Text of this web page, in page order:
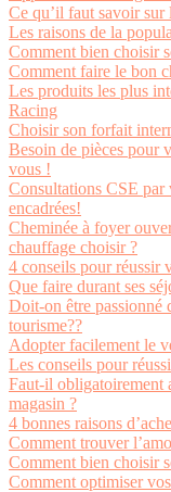
Ce qu’il faut savoir sur
Les raisons de la
Comment bien choisir
Comment faire le bon
Les produits les plus
Racing
Choisir son forfait
Besoin de pièces pour
vous !
Consultations CSE par
encadrées!
Cheminée à foyer
chauffage choisir ?
4 conseils pour réussir
Que faire durant ses
Doit-on être passionné
tourisme??
Adopter facilement le
Les conseils pour
Faut-il obligatoirement
magasin ?
4 bonnes raisons
Comment trouver
Comment bien choisir
Comment optimiser